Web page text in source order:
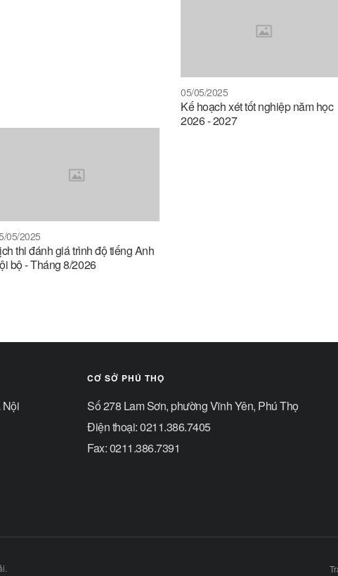
05/05/2025
Kế hoạch xét tốt nghiệp năm học
2026 - 2027
05/2025
thi đánh giá trình độ tiếng Anh
bộ - Tháng 8/2026
Nội
CƠ SỞ PHÚ THỌ
Số 278 Lam Sơn, phường Vĩnh Yên, Phú Thọ
Điện thoại: 0211.386.7405
Fax: 0211.386.7391